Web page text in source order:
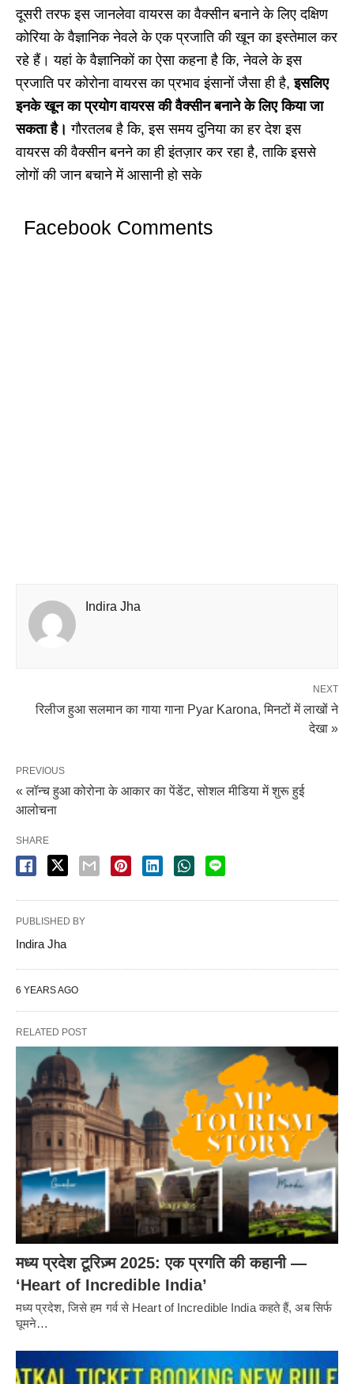
दूसरी तरफ इस जानलेवा वायरस का वैक्सीन बनाने के लिए दक्षिण
कोरिया के वैज्ञानिक नेवले के एक प्रजाति की खून का इस्तेमाल कर
रहे हैं। यहां के वैज्ञानिकों का ऐसा कहना है कि, नेवले के इस
प्रजाति पर कोरोना वायरस का प्रभाव इंसानों जैसा ही है,इसलिए
इनके खून का प्रयोग वायरस की वैक्सीन बनाने के लिए किया जा
सकता है।गौरतलब है कि, इस समय दुनिया का हर देश इस
वायरस की वैक्सीन बनने का ही इंतज़ार कर रहा है, ताकि इससे
लोगों की जान बचाने में आसानी हो सके
Facebook Comments
Indira Jha
NEXT
रिलीज हुआ सलमान का गाया गाना Pyar Karona, मिनटों में लाखों ने
देखा »
PREVIOUS
« लॉन्च हुआ कोरोना के आकार का पेंडेंट, सोशल मीडिया में शुरू हुई
आलोचना
SHARE
PUBLISHED BY
Indira Jha
6 YEARS AGO
RELATED POST
मध्य प्रदेश टूरिज़्म 2025: एक प्रगति की कहानी —
‘Heart of Incredible India’
मध्य प्रदेश, जिसे हम गर्व से Heart of Incredible India कहते हैं, अब सिर्फ
घूमने…